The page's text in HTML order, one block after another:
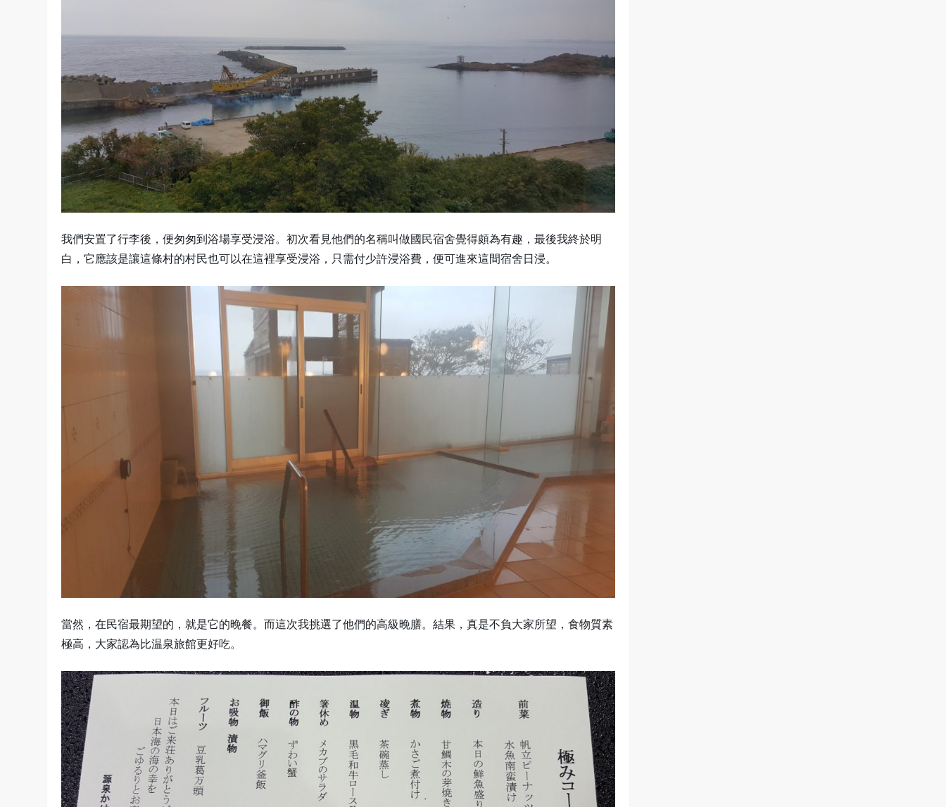
我們安置了行李後，便匆匆到浴場享受浸浴。初次看見他們的名稱叫做國民宿舍覺得頗為有趣，最後我終於明
白，它應該是讓這條村的村民也可以在這裡享受浸浴，只需付少許浸浴費，便可進來這間宿舍日浸。
當然，在民宿最期望的，就是它的晚餐。而這次我挑選了他們的高級晚膳。結果，真是不負大家所望，食物質素
極高，大家認為比温泉旅館更好吃。